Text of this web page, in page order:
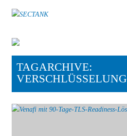
TAGARCHIVE:
VERSCHLÜSSELUNG